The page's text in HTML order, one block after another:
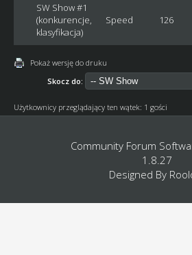
SW Show #1
(konkurencje,
klasyfikacja)
Speed 126
Pokaż wersję do druku
Skocz do:
Użytkownicy przeglądający ten wątek: 1 gości
Community Forum
1.8.27
Designed By